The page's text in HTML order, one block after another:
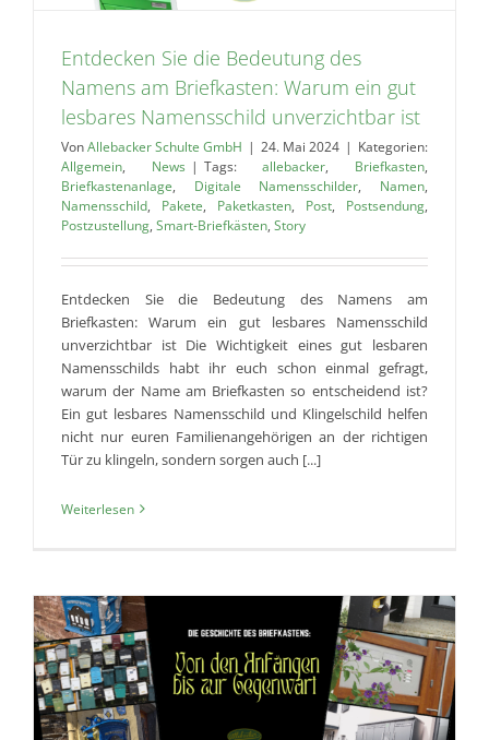
Entdecken Sie die Bedeutung des
Namens am Briefkasten: Warum ein gut
lesbares Namensschild unverzichtbar ist
VonAllebacker Schulte GmbH | 24. Mai 2024 | Kategorien:
Allgemein, News | Tags:allebacker, Briefkasten,
Briefkastenanlage, Digitale Namensschilder, Namen,
Namensschild, Pakete, Paketkasten, Post, Postsendung,
Postzustellung, Smart-Briefkästen, Story
Entdecken Sie die Bedeutung des Namens am
Briefkasten: Warum ein gut lesbares Namensschild
unverzichtbar ist Die Wichtigkeit eines gut lesbaren
Namensschilds habt ihr euch schon einmal gefragt,
warum der Name am Briefkasten so entscheidend ist?
Ein gut lesbares Namensschild und Klingelschild helfen
nicht nur euren Familienangehörigen an der richtigen
Tür zu klingeln, sondern sorgen auch [...]
Weiterlesen